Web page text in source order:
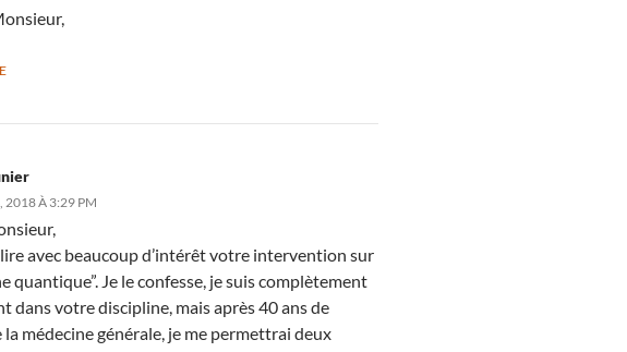
2018 À 3:29 PM
lire avec beaucoup d’intérêt votre intervention sur
quantique”. Je le confesse, je suis complètement
dans votre discipline, mais après 40 ans de
médecine générale, je me permettrai deux